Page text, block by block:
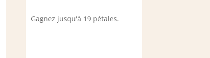
à
Gagnez jusqu'à 19 pétales.